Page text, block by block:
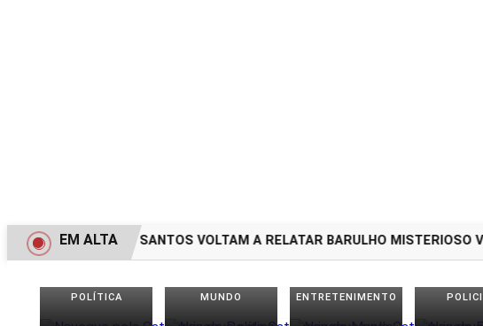
MORADORES DE SANTOS VOLTAM A RELATAR BARULHO MISTERIOSO
EM ALTA
POLÍTICA MUNDO ENTRETENIMENTO